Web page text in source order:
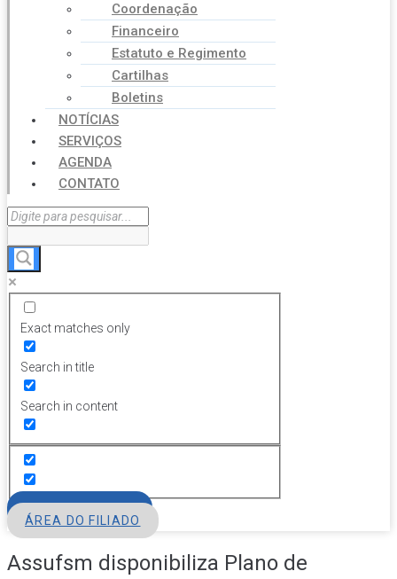
Coordenação
Financeiro
Estatuto e Regimento
Cartilhas
Boletins
NOTÍCIAS
SERVIÇOS
AGENDA
CONTATO
Exact matches only
Search in title
Search in content
ÁREA DO FILIADO
Assufsm disponibiliza Plano de